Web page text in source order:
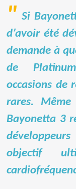
Si
d’avoir été
demande à
de
occasions de
rares.
Bayonetta 3
objectif